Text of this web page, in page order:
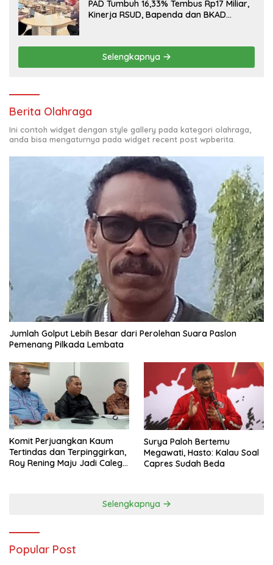
PAD Tumbuh 16,33% Tembus Rp17 Miliar,
Kinerja RSUD, Bapenda dan BKAD
Selengkapnya
Berita Olahraga
Ini contoh widget dengan style gallery pada kategori olahraga,
anda bisa mengaturnya pada widget recent post wpberita.
Jumlah Golput Lebih Besar dari Perolehan Suara Paslon
Pemenang Pilkada Lembata
Komit Perjuangkan Kaum
Tertindas dan Terpinggirkan,
Roy Rening Maju Jadi Caleg
Surya Paloh Bertemu
Megawati, Hasto: Kalau Soal
Capres Sudah Beda
Selengkapnya
Popular Post